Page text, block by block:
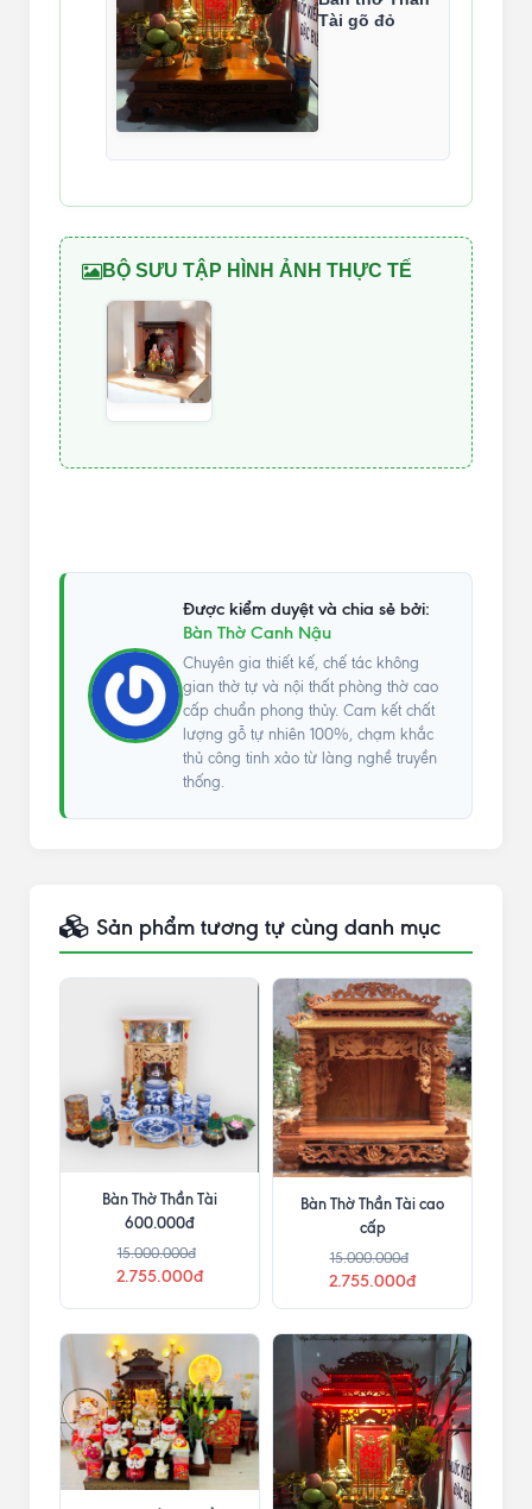
Tài gõ đỏ
BỘ SƯU TẬP HÌNH ẢNH THỰC TẾ
Được kiểm duyệt và chia sẻ bởi:
Bàn Thờ Canh Nậu
Chuyên gia thiết kế, chế tác không
gian thờ tự và nội thất phòng thờ cao
cấp chuẩn phong thủy. Cam kết chất
lượng gỗ tự nhiên 100%, chạm khắc
thủ công tinh xảo từ làng nghề truyền
thống.
Sản phẩm tương tự cùng danh mục
Bàn Thờ Thần Tài
600.000đ
15.000.000đ
2.755.000đ
Bàn Thờ Thần Tài cao
cấp
15.000.000đ
2.755.000đ